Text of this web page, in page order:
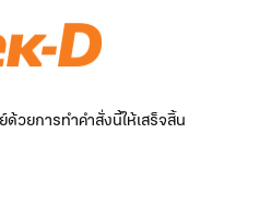
วยการทำคำสั่งนี้ให้เสร็จสิ้น